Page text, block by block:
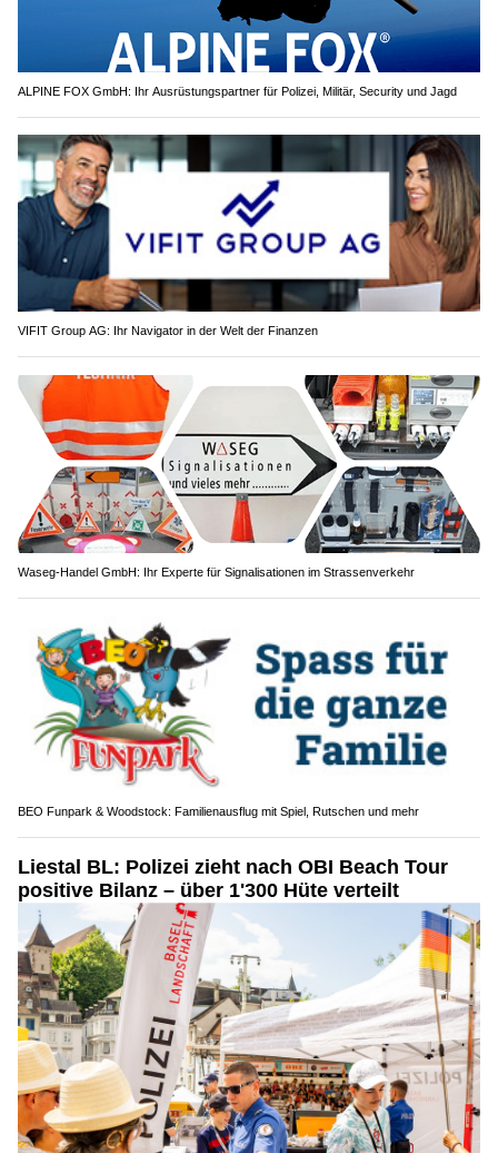
ALPINE FOX GmbH: Ihr Ausrüstungspartner für Polizei, Militär, Security und Jagd
VIFIT Group AG: Ihr Navigator in der Welt der Finanzen
Waseg-Handel GmbH: Ihr Experte für Signalisationen im Strassenverkehr
BEO Funpark & Woodstock: Familienausflug mit Spiel, Rutschen und mehr
Liestal BL: Polizei zieht nach OBI Beach Tour
positive Bilanz – über 1'300 Hüte verteilt